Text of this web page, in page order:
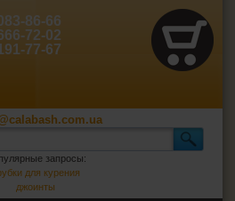
86-66
72-02
77-67
запросы:
для курения
джоинты